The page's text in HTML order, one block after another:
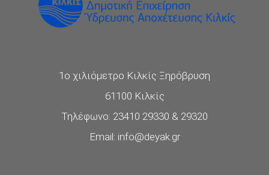
1ο χιλιόμετρο Κιλκίς Ξηρόβρυση
61100 Κιλκίς
Τηλέφωνο: 23410 29330 & 29320
Email: info@deyak.gr